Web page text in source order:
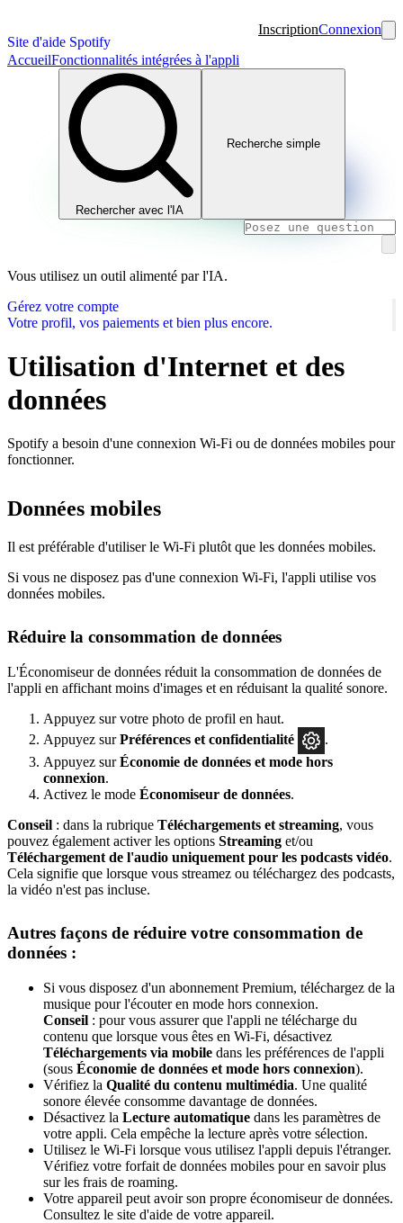
Site d'aide Spotify
InscriptionConnexion
AccueilFonctionnalités intégrées à l'appli
Rechercher avec l'IA
Recherche simple
Vous utilisez un outil alimenté par l'IA.
Gérez votre compte
Votre profil, vos paiements et bien plus encore.
Utilisation d'Internet et des
données
Spotify a besoin d'une connexion Wi-Fi ou de données mobiles pour
fonctionner.
Données mobiles
Il est préférable d'utiliser le Wi-Fi plutôt que les données mobiles.
Si vous ne disposez pas d'une connexion Wi-Fi, l'appli utilise vos
données mobiles.
Réduire la consommation de données
L'Économiseur de données réduit la consommation de données de
l'appli en affichant moins d'images et en réduisant la qualité sonore.
Appuyez sur votre photo de profil en haut.
Appuyez surPréférences et confidentialité
.
Appuyez surÉconomie de données et mode hors
connexion.
Activez le mode Économiseur de données.
Conseil : dans la rubrique Téléchargements et streaming, vous
pouvez également activer les options Streaming et/ou
Téléchargement de l'audio uniquement pour les podcasts vidéo.
Cela signifie que lorsque vous streamez ou téléchargez des podcasts,
la vidéo n'est pas incluse.
Autres façons de réduire votre consommation de
données :
Si vous disposez d'un abonnement Premium, téléchargez de la
musique pour l'écouter en mode hors connexion.
Conseil : pour vous assurer que l'appli ne télécharge du
contenu que lorsque vous êtes en Wi-Fi, désactivez
Téléchargements via mobile dans les préférences de l'appli
(sous Économie de données et mode hors connexion).
Vérifiez la Qualité du contenu multimédia. Une qualité
sonore élevée consomme davantage de données.
Désactivez la Lecture automatique dans les paramètres de
votre appli. Cela empêche la lecture après votre sélection.
Utilisez le Wi-Fi lorsque vous utilisez l'appli depuis l'étranger.
Vérifiez votre forfait de données mobiles pour en savoir plus
sur les frais de roaming.
Votre appareil peut avoir son propre économiseur de données.
Consultez le site d'aide de votre appareil.